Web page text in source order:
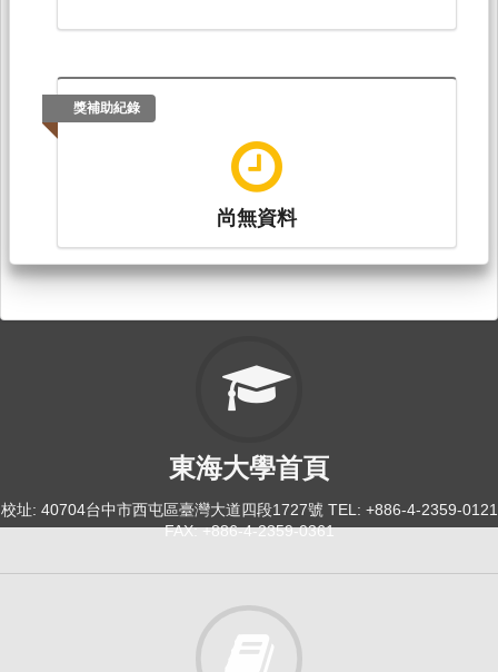
獎補助紀錄
尚無資料
東海大學首頁
校址: 40704台中市西屯區臺灣大道四段1727號 TEL: +886-4-2359-0121
FAX: +886-4-2359-0361